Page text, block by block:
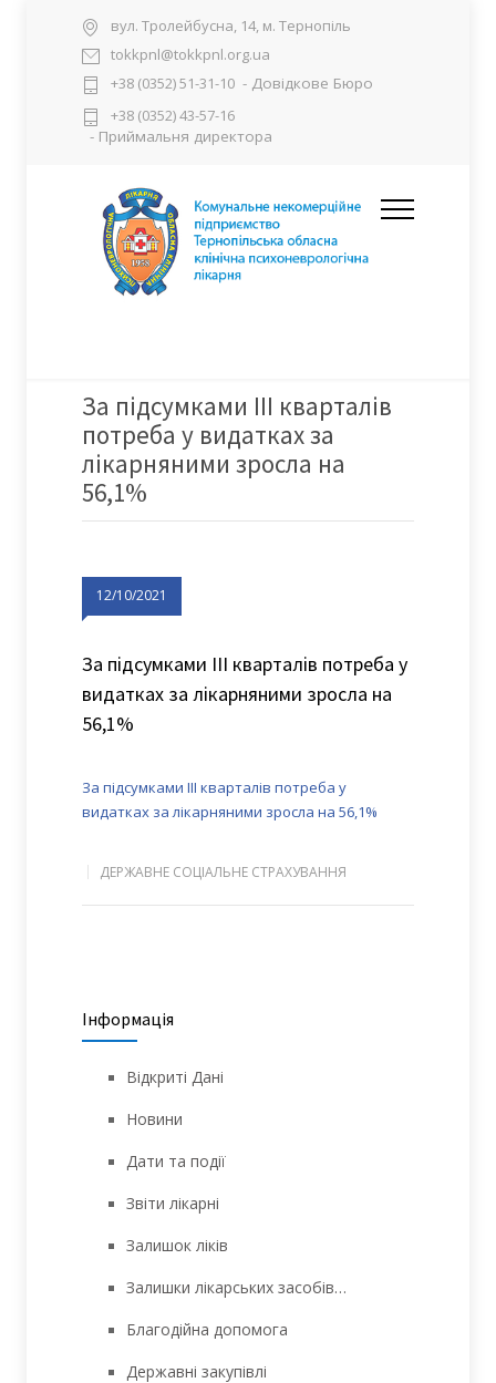
вул. Тролейбусна, 14, м. Тернопіль
tokkpnl@tokkpnl.org.ua
+38 (0352) 51-31-10 - Довідкове Бюро
+38 (0352) 43-57-16
- Приймальня директора
За підсумками ІІІ кварталів
потреба у видатках за
лікарняними зросла на
56,1%
12/10/2021
За підсумками ІІІ кварталів потреба у
видатках за лікарняними зросла на
56,1%
За підсумками ІІІ кварталів потреба у
видатках за лікарняними зросла на 56,1%
ДЕРЖАВНЕ СОЦІАЛЬНЕ СТРАХУВАННЯ
Інформація
Відкриті Дані
Новини
Дати та події
Звіти лікарні
Залишок ліків
Залишки лікарських засобів…
Благодійна допомога
Державні закупівлі